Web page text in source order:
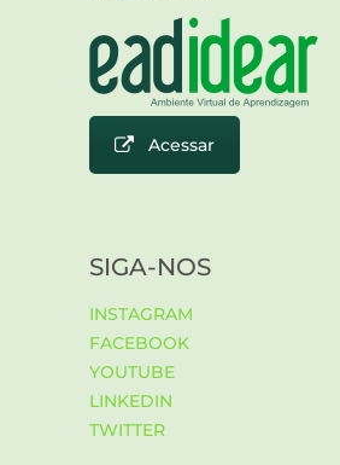
Acessar
SIGA-NOS
INSTAGRAM
FACEBOOK
YOUTUBE
LINKEDIN
TWITTER